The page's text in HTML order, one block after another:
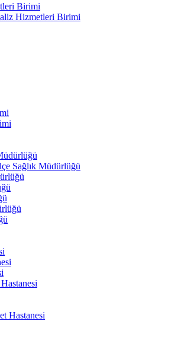
Birimi
Hizmetleri Birimi
Sağlık Müdürlüğü
Hastanesi